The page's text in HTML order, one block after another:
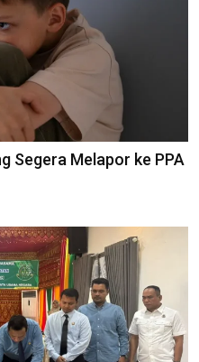
Segera Melapor ke PPA